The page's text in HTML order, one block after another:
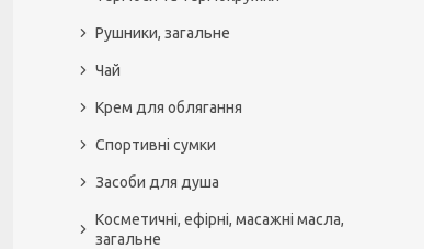
Рушники, загальне
Чай
Крем для облягання
Спортивні сумки
Засоби для душа
Косметичні, ефірні, масажні масла,
загальне